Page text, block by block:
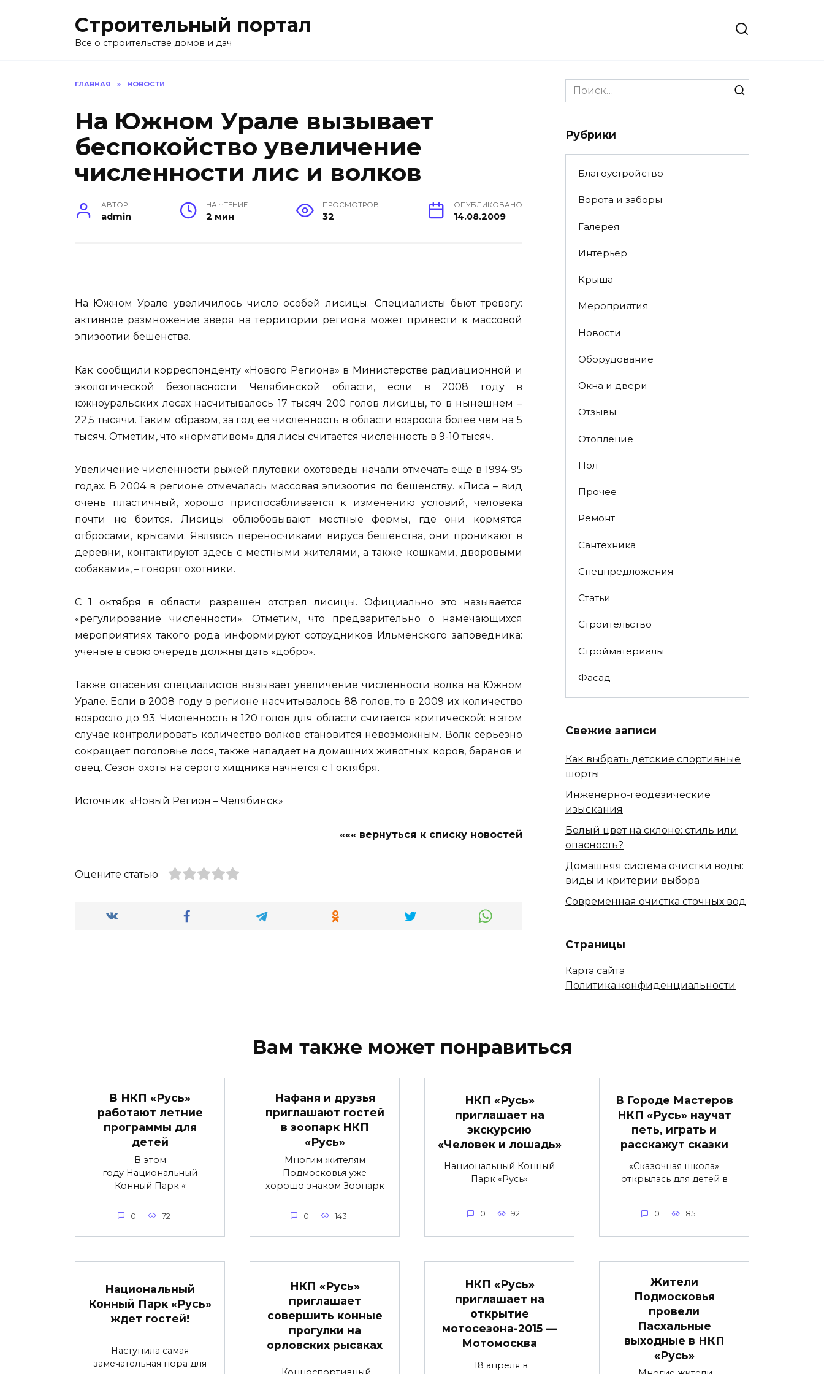
Строительный портал
Все о строительстве домов и дач
ГЛАВНАЯ » НОВОСТИ
На Южном Урале вызывает
беспокойство увеличение
численности лис и волков
АВТОР
admin
НА ЧТЕНИЕ
2 мин
ПРОСМОТРОВ
32
ОПУБЛИКОВАНО
14.08.2009
На Южном Урале увеличилось число особей лисицы. Специалисты бьют тревогу:
активное размножение зверя на территории региона может привести к массовой
эпизоотии бешенства.
Как сообщили корреспонденту «Нового Региона» в Министерстве радиационной и
экологической безопасности Челябинской области, если в 2008 году в
южноуральских лесах насчитывалось 17 тысяч 200 голов лисицы, то в нынешнем –
22,5 тысячи. Таким образом, за год ее численность в области возросла более чем на 5
тысяч. Отметим, что «нормативом» для лисы считается численность в 9-10 тысяч.
Увеличение численности рыжей плутовки охотоведы начали отмечать еще в 1994-95
годах. В 2004 в регионе отмечалась массовая эпизоотия по бешенству. «Лиса – вид
очень пластичный, хорошо приспосабливается к изменению условий, человека
почти не боится. Лисицы облюбовывают местные фермы, где они кормятся
отбросами, крысами. Являясь переносчиками вируса бешенства, они проникают в
деревни, контактируют здесь с местными жителями, а также кошками, дворовыми
собаками», – говорят охотники.
С 1 октября в области разрешен отстрел лисицы. Официально это называется
«регулирование численности». Отметим, что предварительно о намечающихся
мероприятиях такого рода информируют сотрудников Ильменского заповедника:
ученые в свою очередь должны дать «добро».
Также опасения специалистов вызывает увеличение численности волка на Южном
Урале. Если в 2008 году в регионе насчитывалось 88 голов, то в 2009 их количество
возросло до 93. Численность в 120 голов для области считается критической: в этом
случае контролировать количество волков становится невозможным. Волк серьезно
сокращает поголовье лося, также нападает на домашних животных: коров, баранов и
овец. Сезон охоты на серого хищника начнется с 1 октября.
Источник: «Новый Регион – Челябинск»
««« вернуться к списку новостей
Оцените статью
Search
for:
Рубрики
Благоустройство
Ворота и заборы
Галерея
Интерьер
Крыша
Мероприятия
Новости
Оборудование
Окна и двери
Отзывы
Отопление
Пол
Прочее
Ремонт
Сантехника
Спецпредложения
Статьи
Строительство
Стройматериалы
Фасад
Свежие записи
Как выбрать детские спортивные
шорты
Инженерно-геодезические
изыскания
Белый цвет на склоне: стиль или
опасность?
Домашняя система очистки воды:
виды и критерии выбора
Современная очистка сточных вод
Страницы
Карта сайта
Политика конфиденциальности
Вам также может понравиться
В НКП «Русь»
работают летние
программы для
детей
В этом
году Национальный
Конный Парк «
0 72
Нафаня и друзья
приглашают гостей
в зоопарк НКП
«Русь»
Многим жителям
Подмосковья уже
хорошо знаком Зоопарк
0 143
НКП «Русь»
приглашает на
экскурсию
«Человек и лошадь»
Национальный Конный
Парк «Русь»
0 92
В Городе Мастеров
НКП «Русь» научат
петь, играть и
расскажут сказки
«Сказочная школа»
открылась для детей в
0 85
Национальный
Конный Парк «Русь»
ждет гостей!
Наступила самая
замечательная пора для
НКП «Русь»
приглашает
совершить конные
прогулки на
орловских рысаках
НКП «Русь»
приглашает на
открытие
мотосезона-2015 —
Мотомосква
18 апреля в
Жители
Подмосковья
провели
Пасхальные
выходные в НКП
«Русь»